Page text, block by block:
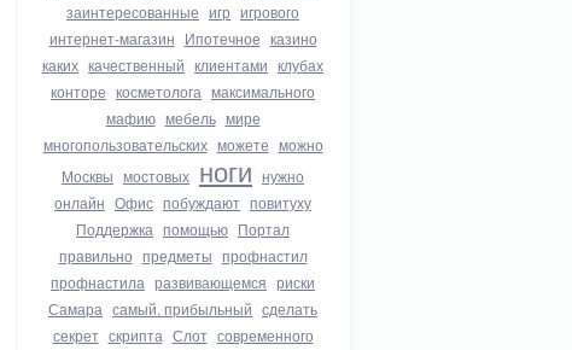
заинтересованные игр игрового
интернет-магазин Ипотечное казино
каких качественный клиентами клубах
конторе косметолога максимального
мафию мебель мире
многопользовательских можете можно
Москвы мостовых ноги нужно
онлайн Офис побуждают повитуху
Поддержка помощью Портал
правильно предметы профнастил
профнастила развивающемся риски
Самара самый. прибыльный сделать
секрет скрипта Слот современного